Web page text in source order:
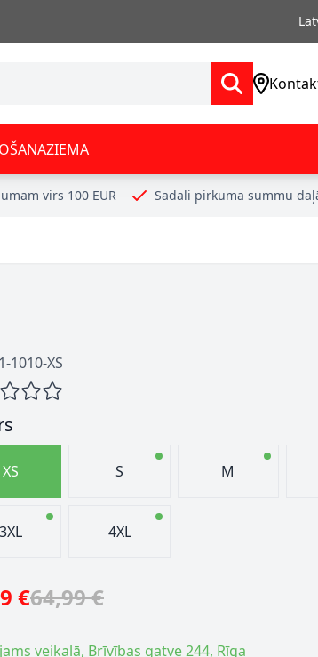
ZIEMA
virs 100 EUR Sadali pirkuma summu
1010-XS
XS S M
3XL 4XL
€64,99 €
veikalā, Brīvības gatve 244, Rīga